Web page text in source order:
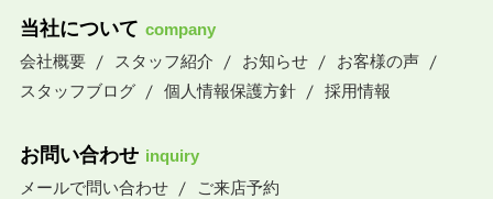
当社について company
会社概要
スタッフ紹介 お知らせ
お客様の声
スタッフブログ
個人情報保護方針 採用情報
お問い合わせ inquiry
メールで問い合わせ
ご来店予約